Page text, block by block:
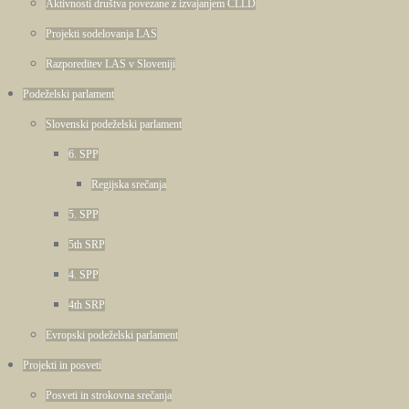
Aktivnosti društva povezane z izvajanjem CLLD
Projekti sodelovanja LAS
Razporeditev LAS v Sloveniji
Podeželski parlament
Slovenski podeželski parlament
6. SPP
Regijska srečanja
5. SPP
5th SRP
4. SPP
4th SRP
Evropski podeželski parlament
Projekti in posveti
Posveti in strokovna srečanja